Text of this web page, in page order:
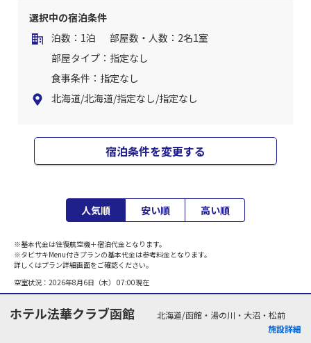
選択中の宿泊条件
泊数：1泊
部屋数・人数：2名1室
部屋タイプ：指定なし
食事条件：指定なし
北海道/北海道/指定なし/指定なし
宿泊条件を変更する
人気順 安い順 高い順
※基本代金は往復航空機＋宿泊代金となります。
※タビサキMenu付きプランの基本代金は参考料金となります。
詳しくはプラン詳細画面をご確認ください。
空室状況： 2026年8月6日（木） 07:00現在
ホテル法華クラブ函館
北海道/函館・湯の川・大沼・松前
施設詳細